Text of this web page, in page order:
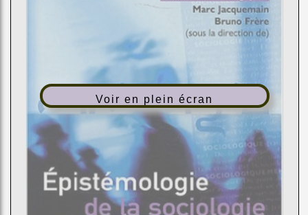
Voir en plein écran